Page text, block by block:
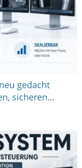
gedacht
sicheren…